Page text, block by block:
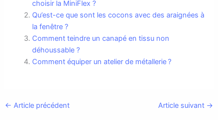
choisir la MiniFlex ?
Qu’est-ce que sont les cocons avec des araignées à
la fenêtre ?
Comment teindre un canapé en tissu non
déhoussable ?
Comment équiper un atelier de métallerie ?
← Article précédent Article suivant →